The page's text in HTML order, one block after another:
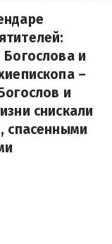
Богослова и
–
и
снискали
спасенными